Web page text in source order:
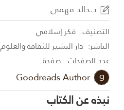
د.خالد فهمي
التصنيف: فكر إسلامي
الناشر: دار البشير للثقافة والعلوم
عدد الصفحات: صفحة
Goodreads Author
نبذه عن الكتاب